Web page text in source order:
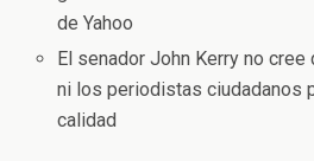
de Yahoo
El senador John Kerry no cree
ni los periodistas ciudadanos
calidad